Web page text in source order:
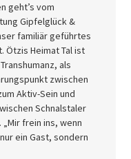
geht’s vom
Gipfelglück &
familiär geführtes
Ötzis Heimat Tal ist
als
zwischen
Aktiv-Sein und
Schnalstaler
frein ins, wenn
ein Gast, sondern